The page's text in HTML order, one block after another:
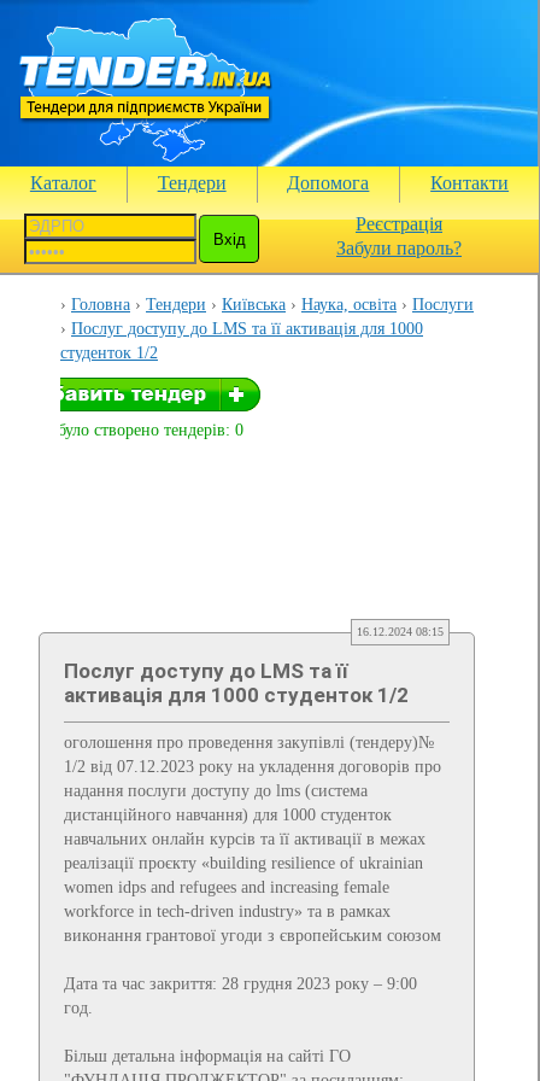
Каталог Тендери Допомога
Контакти
Реєстрація
Забули пароль?
Головна Тендери Київська Наука, освіта
Послуги
Послуг доступу до LMS та її активація для 1000
студенток 1/2
Вами було створено тендерів: 0
16.12.2024 08:15
Послуг доступу до LMS та її
активація для 1000 студенток 1/2
оголошення про проведення закупівлі (тендеру)№
1/2 від 07.12.2023 року на укладення договорів про
надання послуги доступу до lms (система
дистанційного навчання) для 1000 студенток
навчальних онлайн курсів та її активації в межах
реалізації проєкту «building resilience of ukrainian
women idps and refugees and increasing female
workforce in tech-driven industry» та в рамках
виконання грантової угоди з європейським союзом
Дата та час закриття: 28 грудня 2023 року – 9:00
год.
Більш детальна інформація на сайті ГО